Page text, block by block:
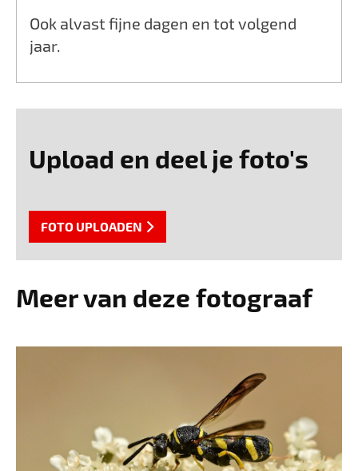
Ook alvast fijne dagen en tot volgend
jaar.
Upload en deel je foto's
FOTO UPLOADEN
Meer van deze fotograaf